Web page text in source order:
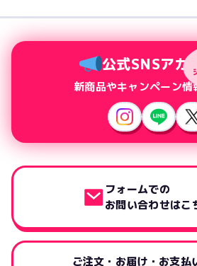
公式SNSアカ
新商品やキャンペーン情
フォームでの
お問い合わせはこ
ご注文・お届け・お支払